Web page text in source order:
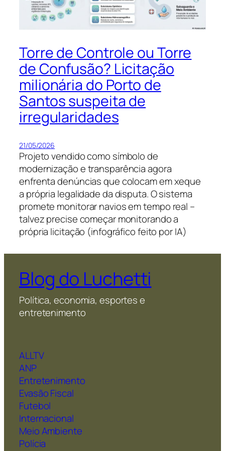
Torre de Controle ou Torre
de Confusão? Licitação
milionária do Porto de
Santos suspeita de
irregularidades
21/05/2026
Projeto vendido como símbolo de
modernização e transparência agora
enfrenta denúncias que colocam em xeque
a própria legalidade da disputa. O sistema
promete monitorar navios em tempo real –
talvez precise começar monitorando a
própria licitação (infográfico feito por IA)
Blog do Luchetti
Política, economia, esportes e
entretenimento
ALLTV
ANP
Entretenimento
Evasão Fiscal
Futebol
Internacional
Meio Ambiente
Polícia